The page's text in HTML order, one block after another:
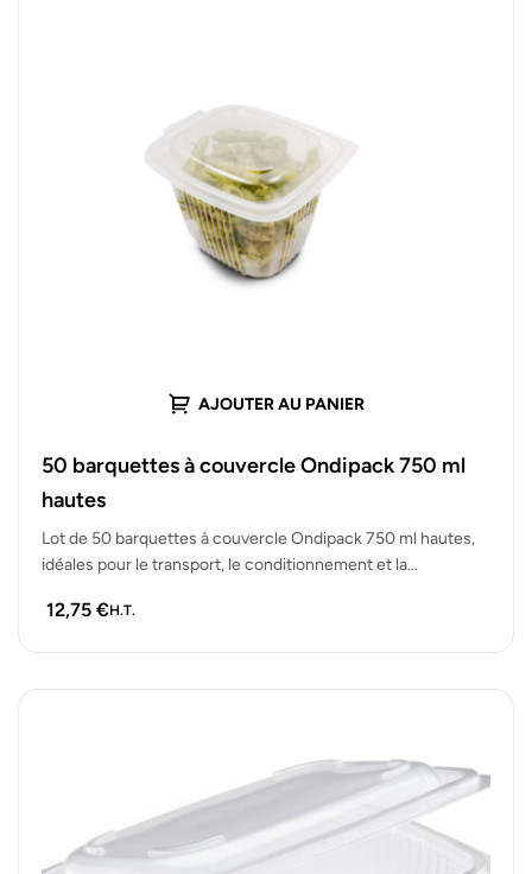
AJOUTER AU PANIER
50 barquettes à couvercle Ondipack 750 ml
hautes
Lot de 50 barquettes à couvercle Ondipack 750 ml hautes,
idéales pour le transport, le conditionnement et la
12,75 €H.T.